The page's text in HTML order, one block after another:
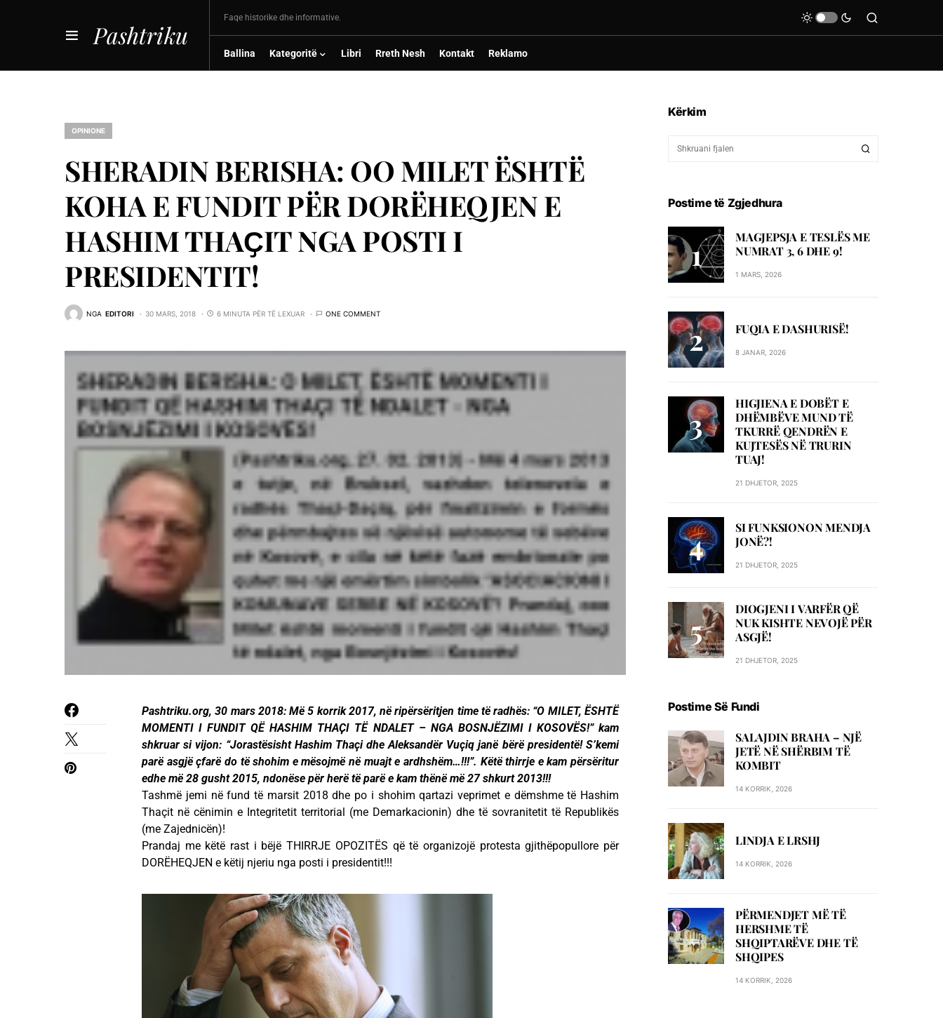
Pashtriku
Faqe historike dhe informative.
Ballina Kategoritë Libri Rreth Nesh Kontakt Reklamo
OPINIONE
SHERADIN BERISHA: OO MILET ËSHTË
KOHA E FUNDIT PËR DORËHEQJEN E
HASHIM THAҪIT NGA POSTI I
PRESIDENTIT!
NGA EDITORI 30 MARS, 2018 6 MINUTA PËR TË LEXUAR ONE COMMENT
Pashtriku.org, 30 mars 2018: Më 5 korrik 2017, në ripërsëritjen time të radhës: “O MILET, ËSHTË
MOMENTI I FUNDIT QË HASHIM THAҪI TË NDALET – NGA BOSNJËZIMI I KOSOVËS!” kam
shkruar si vijon: “Jorastësisht Hashim Thaçi dhe Aleksandër Vuçiq janë bërë presidentë! S’kemi
parë asgjë çfarë do të shohim e mësojmë në muajt e ardhshëm…!!!”. Këtë thirrje e kam përsëritur
edhe më 28 gusht 2015, ndonëse për herë të parë e kam thënë më 27 shkurt 2013!!!
Tashmë jemi në fund të marsit 2018 dhe po i shohim qartazi veprimet e dëmshme të Hashim
Thaçit në cënimin e Integritetit territorial (me Demarkacionin) dhe të sovranitetit të Republikës
(me Zajednicën)!
Prandaj me këtë rast i bëjë THIRRJE OPOZITËS që të organizojë protesta gjithëpopullore për
DORËHEQJEN e këtij njeriu nga posti i presidentit!!!
Kërkim
Postime të Zgjedhura
MAGJEPSJA E TESLËS ME
NUMRAT 3, 6 DHE 9!
1 MARS, 2026
FUQIA E DASHURISË!
8 JANAR, 2026
HIGJIENA E DOBËT E
DHËMBËVE MUND TË
TKURRË QENDRËN E
KUJTESËS NË TRURIN
TUAJ!
21 DHJETOR, 2025
SI FUNKSIONON MENDJA
JONË?!
21 DHJETOR, 2025
DIOGJENI I VARFËR QË
NUK KISHTE NEVOJË PËR
ASGJË!
21 DHJETOR, 2025
Postime Së Fundi
SALAJDIN BRAHA – NJЁ
JETЁ NЁ SHЁRBIM TЁ
KOMBIT
14 KORRIK, 2026
LINDJA E LRSHJ
14 KORRIK, 2026
PËRMENDJET MË TË
HERSHME TË
SHQIPTARËVE DHE TË
SHQIPES
14 KORRIK, 2026